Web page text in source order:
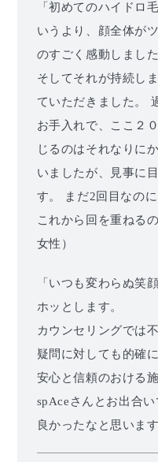
「初めてのハイドロ
いうより、顔全体が
のすごく感動しました
そしてそれが持続し
ていただきました。
お手入れで、ここ２
じるのはそれなりに
いましたが、見事に
す。 まだ2回目なの
これから回を重ねる
女性）
「いつも変わらぬ笑
ホッとします。
カウンセリングでは
疑問に対しても的確
安心と信頼のおける
spAceさんとお出合い
良かったなと思いま